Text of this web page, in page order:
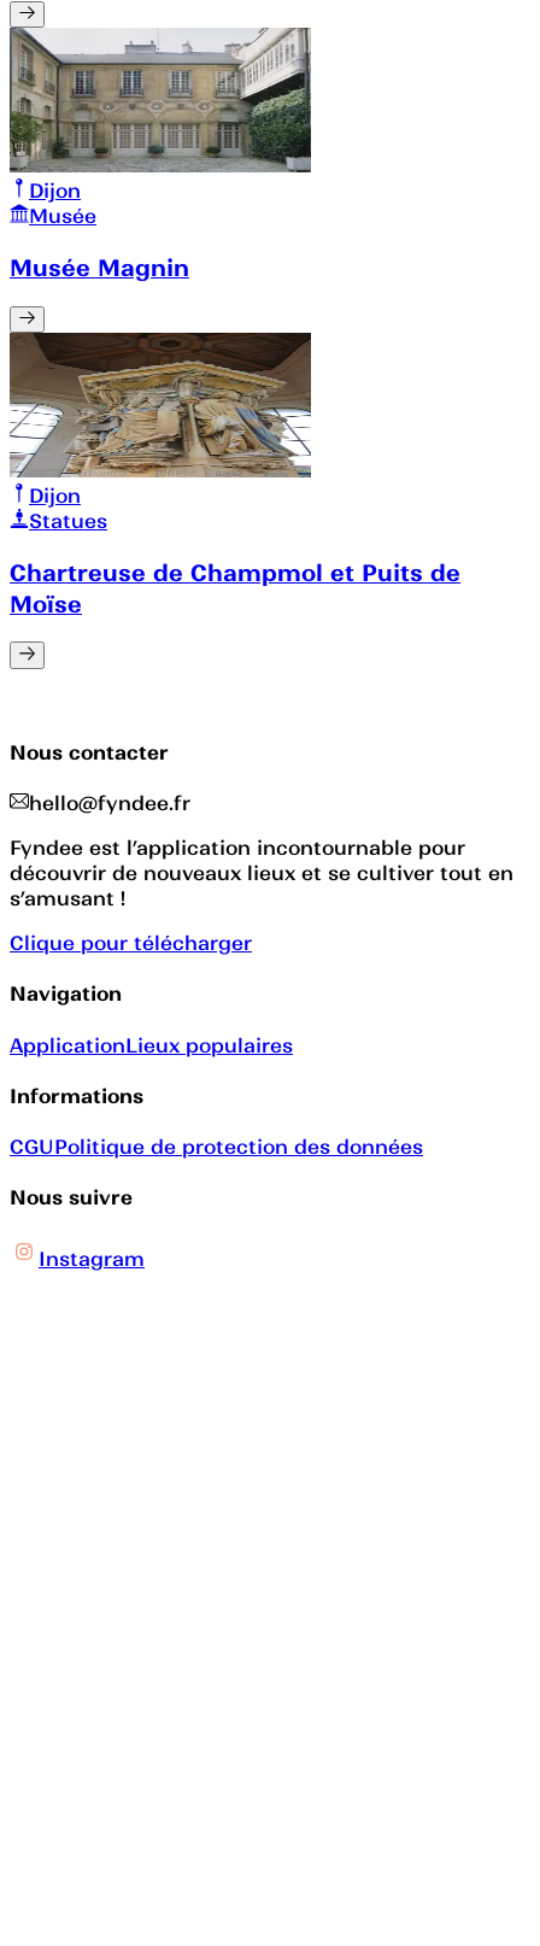
Dijon
Musée
Musée Magnin
Dijon
Statues
Chartreuse de Champmol et Puits de
Moïse
Nous contacter
hello@fyndee.fr
Fyndee est l’application incontournable pour
découvrir de nouveaux lieux et se cultiver tout en
s’amusant !
Clique pour télécharger
Navigation
ApplicationLieux populaires
Informations
CGUPolitique de protection des données
Nous suivre
Instagram